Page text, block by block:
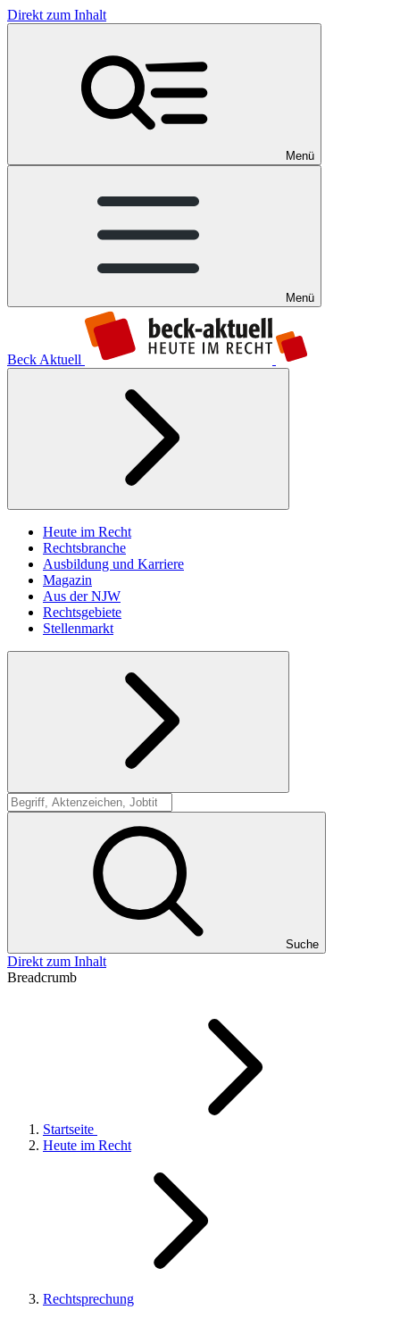
Direkt zum Inhalt
Menü
Menü
Beck Aktuell
Heute im Recht
Rechtsbranche
Ausbildung und Karriere
Magazin
Aus der NJW
Rechtsgebiete
Stellenmarkt
Suche
Suche
Direkt zum Inhalt
Breadcrumb
Startseite
Heute im Recht
Rechtsprechung